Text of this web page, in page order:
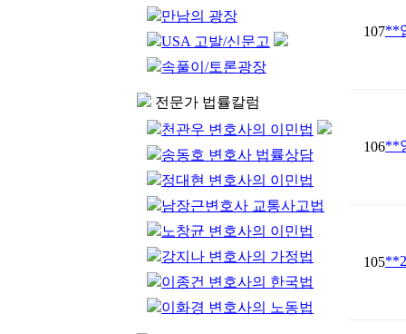
만남의 광장
USA 고발/신문고
속풀이/토론광장
전문가 법률칼럼
천관우 변호사의 이민법
송동호 변호사 법률상담
정대현 변호사의 이민법
남장근변호사 교통사고법
노창균 변호사의 이민법
강지나 변호사의 가정법
이종건 변호사의 한국법
이화경 변호사의 노동법
107**
106**
105